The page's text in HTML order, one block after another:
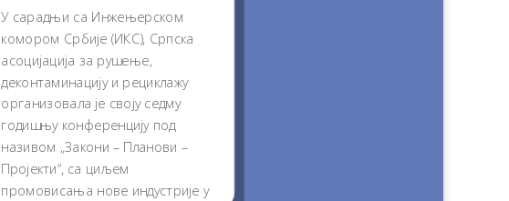
У сарадњи са Инжењерском
комором Србије (ИКС), Српска
асоцијација за рушење,
деконтаминацију и рециклажу
организовала је своју седму
годишњу конференцију под
називом „Закони – Планови –
Пројекти“, са циљем
промовисања нове индустрије у